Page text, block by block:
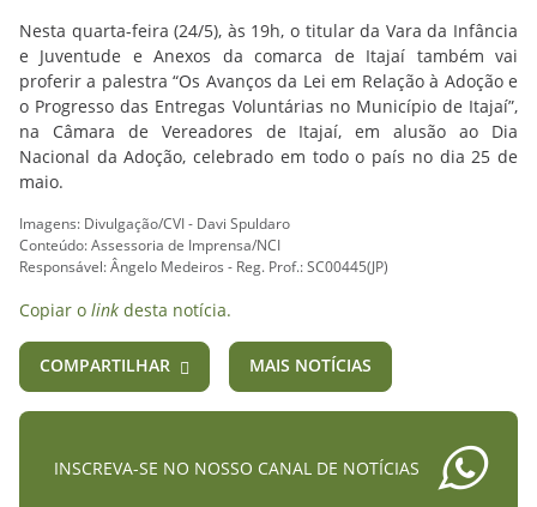
Nesta quarta-feira (24/5), às 19h, o titular da Vara da Infância
e Juventude e Anexos da comarca de Itajaí também vai
proferir a palestra “Os Avanços da Lei em Relação à Adoção e
o Progresso das Entregas Voluntárias no Município de Itajaí”,
na Câmara de Vereadores de Itajaí, em alusão ao Dia
Nacional da Adoção, celebrado em todo o país no dia 25 de
maio.
Imagens: Divulgação/CVI - Davi Spuldaro
Conteúdo: Assessoria de Imprensa/NCI
Responsável: Ângelo Medeiros - Reg. Prof.: SC00445(JP)
Copiar o link desta notícia.
COMPARTILHAR MAIS NOTÍCIAS
INSCREVA-SE NO NOSSO CANAL DE NOTÍCIAS